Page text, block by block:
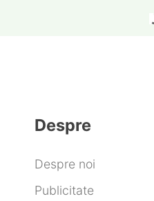
Despre
Despre noi
Publicitate